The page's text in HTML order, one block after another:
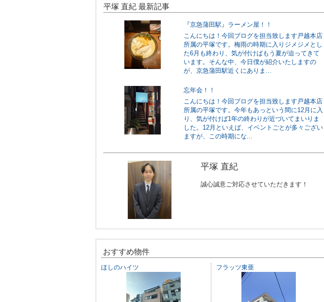
平塚 直紀 最新記事
『京急蒲田駅』ラーメン屋！！
こんにちは！今回ブログを担当致します戸越本店
所属の平塚です。梅雨の時期に入りジメジメとし
た6月も終わり、気が付けばもう夏が迫ってきて
います。そんな中、今日僕が紹介いたしますの
が、京急蒲田駅近くにありま...
忘年会！！
こんにちは！今回ブログを担当致します戸越本店
所属の平塚です。今年もあっという間に12月に入
り、気が付けば1年の終わりが近づいてまいりま
した。12月といえば、イベントごとが多々ござい
ますが、この時期にな...
平塚 直紀
誠心誠意ご対応させていただきます！
おすすめ物件
ほしのハイツ フラッツ東亜